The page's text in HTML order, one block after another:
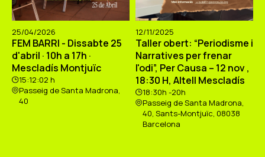
25/04/2026
FEM BARRI - Dissabte 25
d'abril · 10h a 17h ·
Mescladís Montjuïc
15:12:02 h
Passeig de Santa Madrona,
40
12/11/2025
Taller obert: “Periodisme i
Narratives per frenar
l'odi”, Per Causa – 12 nov ,
18:30 H, Altell Mescladís
18:30h -20h
Passeig de Santa Madrona,
40, Sants-Montjuïc, 08038
Barcelona